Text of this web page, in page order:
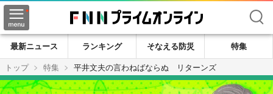
検索
最新ニュース ランキング そなえる防災
特集
トップ
特集 平井文夫の言わねばならぬ リターンズ